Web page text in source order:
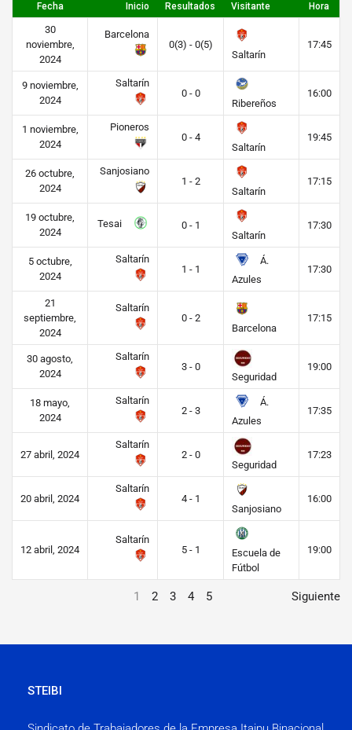
Fecha Inicio Resultados Visitante Hora
30
noviembre,
2024
Barcelona
0(3) - 0(5)
Saltarín
17:45
9 noviembre,
2024
Saltarín
0 - 0
Ribereños
16:00
1 noviembre,
2024
Pioneros
0 - 4
Saltarín
19:45
26 octubre,
2024
Sanjosiano
1 - 2
Saltarín
17:15
19 octubre,
2024
Tesai
0 - 1
Saltarín
17:30
5 octubre,
2024
Saltarín
1 - 1
Á.
Azules
17:30
21
septiembre,
2024
Saltarín
0 - 2
Barcelona
17:15
30 agosto,
2024
Saltarín
3 - 0
Seguridad
19:00
18 mayo,
2024
Saltarín
2 - 3
Á.
Azules
17:35
27 abril, 2024
Saltarín
2 - 0
Seguridad
17:23
20 abril, 2024
Saltarín
4 - 1
Sanjosiano
16:00
12 abril, 2024
Saltarín
5 - 1
Escuela de
Fútbol
19:00
1 2 3 4 5 Siguiente
STEIBI